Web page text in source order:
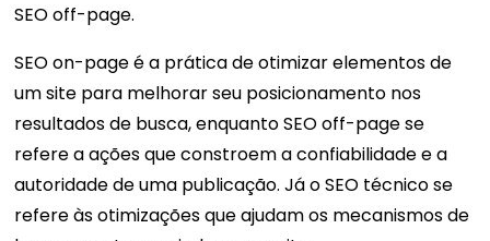
SEO off-page.
SEO on-page é a prática de otimizar elementos de
um site para melhorar seu posicionamento nos
resultados de busca, enquanto SEO off-page se
refere a ações que constroem a confiabilidade e a
autoridade de uma publicação. Já o SEO técnico se
refere às otimizações que ajudam os mecanismos de